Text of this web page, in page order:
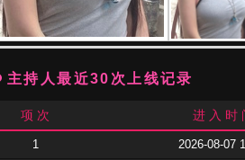
主持人最近30次上线记录
项 次 进 入 时
1 2026-08-07